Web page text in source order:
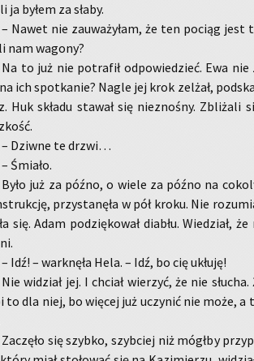
ja byłem za słaby.
– Nawet nie za­uwa­ży­łam, że ten po­ciąg jest
nam wa­go­ny?
Na to już nie po­tra­fił od­po­wie­dzieć. Ewa nie
ich spo­tka­nie? Nagle jej krok ze­lżał,
Huk skła­du sta­wał się nie­zno­śny. Zbli­ża­li
– Dziw­ne te drzwi…
– Śmia­ło.
Było już za późno, o wiele za późno na
przy­sta­nę­ła w pół kroku. Nie
się. Adam po­dzię­ko­wał dia­błu. Wie­dział,
– Idź! – wark­nę­ła Hela. – Idź, bo cię ukłu­ję!
Nie wi­dział jej. I chciał wie­rzyć, że nie
to dla niej, bo wię­cej już uczy­nić nie może,
Za­czę­ło się szyb­ko, szyb­ciej niż mógł­by